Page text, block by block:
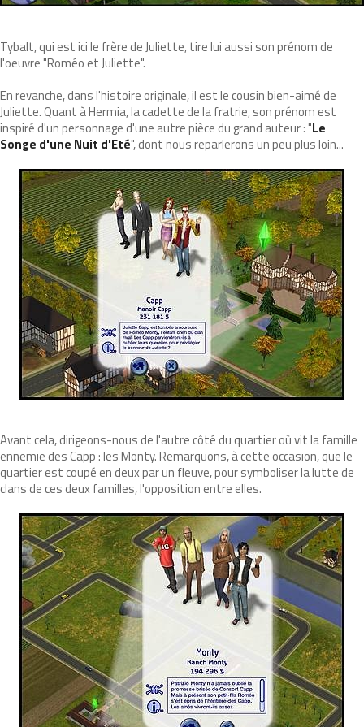
Tybalt, qui est ici le frère de Juliette, tire lui aussi son prénom de
l'oeuvre "Roméo et Juliette".
En revanche, dans l'histoire originale, il est le cousin bien-aimé de
Juliette. Quant à Hermia, la cadette de la fratrie, son prénom est
inspiré d'un personnage d'une autre pièce du grand auteur : "Le
Songe d'une Nuit d'Eté", dont nous reparlerons un peu plus loin...
Avant cela, dirigeons-nous de l'autre côté du quartier où vit la famille
ennemie des Capp : les Monty. Remarquons, à cette occasion, que le
quartier est coupé en deux par un fleuve, pour symboliser la lutte de
clans de ces deux familles, l'opposition entre elles.